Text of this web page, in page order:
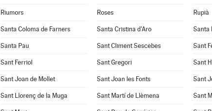
Riumors Roses Rupià
Santa Coloma de Farners Santa Cristina d'Aro Santa
Santa Pau Sant Climent Sescebes Sant
Sant Ferriol Sant Gregori Sant
Sant Joan de Mollet Sant Joan les Fonts Sant
Sant Llorenç de la Muga Sant Martí de Llèmena Sant